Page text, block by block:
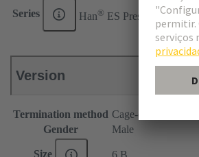
Series Han® ES Press
Version
Termination method Cage-clamp
Gender
Male
Size